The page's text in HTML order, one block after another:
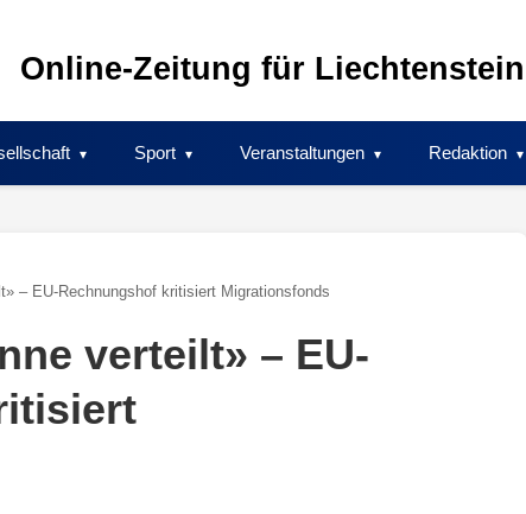
Online-Zeitung für Liechtenstein
Sport Veranstaltungen Redaktion
– EU-Rechnungshof kritisiert Migrationsfonds
verteilt» – EU-